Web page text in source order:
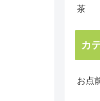
茶
カ
お点